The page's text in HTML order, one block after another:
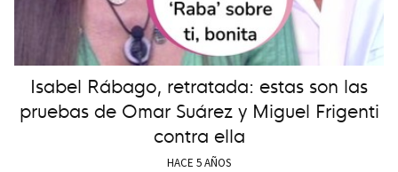
Isabel Rábago, retratada: estas son las
pruebas de Omar Suárez y Miguel Frigenti
contra ella
HACE 5 AÑOS